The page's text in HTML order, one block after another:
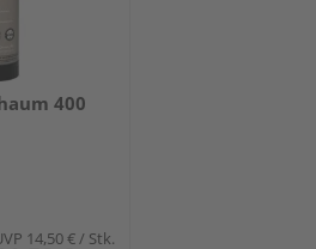
400
14,50 €/ Stk.